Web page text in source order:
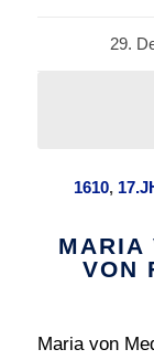
29.
1610,
MARIA
VON
Maria von